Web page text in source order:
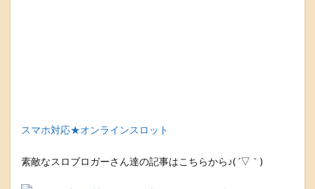
スマホ対応★オンラインスロット
素敵なスロブロガーさん達の記事はこちらから♪( ´▽｀)